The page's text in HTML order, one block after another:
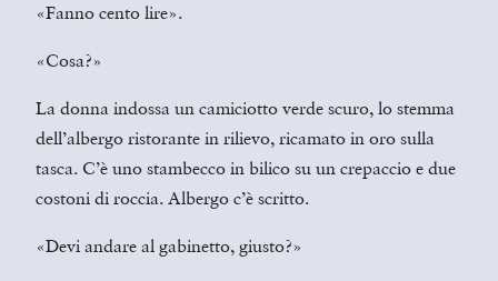
«Fanno cento lire».
«Cosa?»
La donna indossa un camiciotto verde scuro, lo stemma
dell’albergo ristorante in rilievo, ricamato in oro sulla
tasca. C’è uno stambecco in bilico su un crepaccio e due
costoni di roccia. Albergo c’è scritto.
«Devi andare al gabinetto, giusto?»